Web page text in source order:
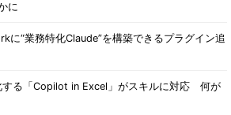
に
に“業務特化Claude”を構築できるプラグイン追
する「Copilot in Excel」がスキルに対応 何が